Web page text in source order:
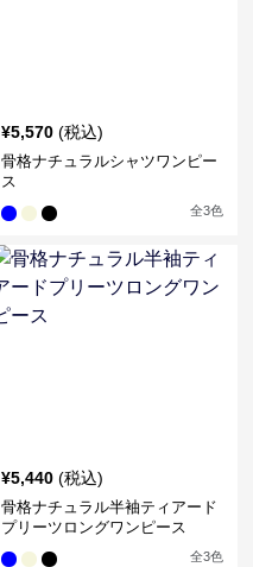
¥5,570 (税込)
骨格ナチュラルシャツワンピー
ス
全3色
¥5,440 (税込)
骨格ナチュラル半袖ティアード
プリーツロングワンピース
全3色